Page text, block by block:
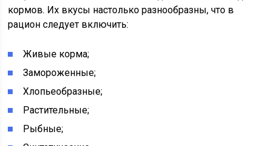
кормов. Их вкусы настолько разнообразны, что в
рацион следует включить:
Живые корма;
Замороженные;
Хлопьеобразные;
Растительные;
Рыбные;